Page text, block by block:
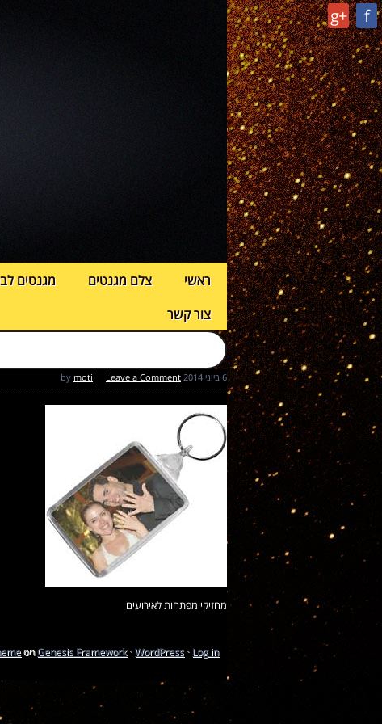
g+ f
ראשי צלם מגנטים מגנטים
צור קשר
6 ביוני 2014 moti Leave a Comment
מחזיקי מפתחות לאירועים
onGenesis Framework·WordPress· Log in